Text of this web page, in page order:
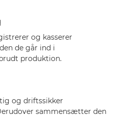
og kasserer
de går ind i
produktion.
og driftssikker
sammensætter den